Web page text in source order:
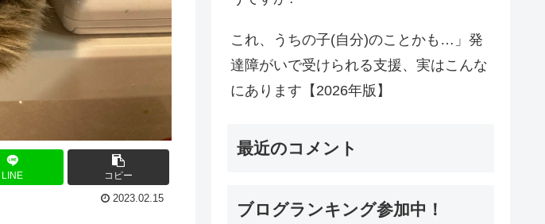
LINE コピー
2023.02.15
これ、うちの子(自分)のことかも…」発
達障がいで受けられる支援、実はこんな
にあります【2026年版】
最近のコメント
ブログランキング参加中！